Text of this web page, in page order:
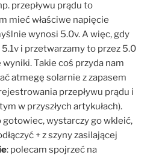
przepływu prądu to
mieć właściwe napięcie
wynosi 5.0v. A więc, gdy
i przetwarzamy to przez 5.0
Takie coś przyda nam
atmegę solarnie z zapasem
przepływu prądu i
w przyszłych artykułach).
gotowiec, wystarczy go wkleić,
+ z szyny zasilającej
: polecam spojrzeć na